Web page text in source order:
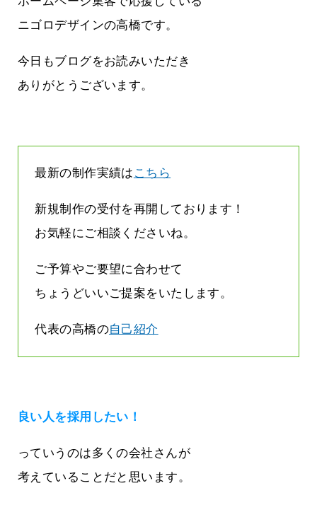
ニゴロデザインの高橋です。
今日もブログをお読みいただき
ありがとうございます。
最新の制作実績は こちら
新規制作の受付を再開しております！
お気軽にご相談くださいね。
ご予算やご要望に合わせて
ちょうどいいご提案をいたします。
代表の高橋の自己紹介
良い人を採用したい！
っていうのは多くの会社さんが
考えていることだと思います。
ームペ
周りのがんばる経営者さんに負けない
気持ちでホームページで役に立ちたい
2026.07.30